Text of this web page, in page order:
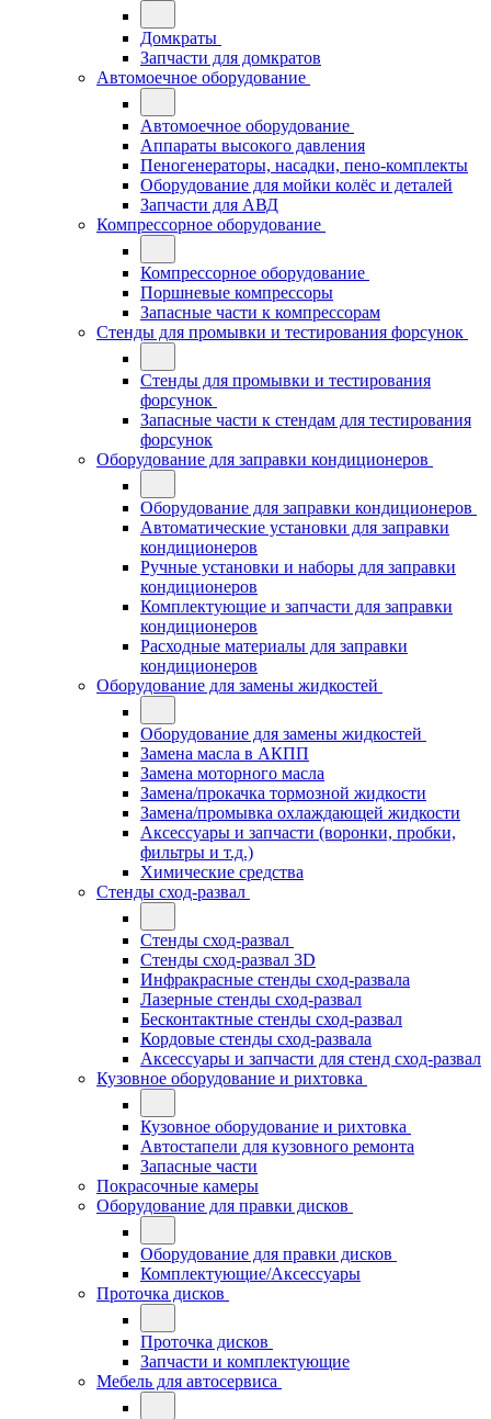
Домкраты
Запчасти для домкратов
Автомоечное оборудование
Автомоечное оборудование
Аппараты высокого давления
Пеногенераторы, насадки, пено-комплекты
Оборудование для мойки колёс и деталей
Запчасти для АВД
Компрессорное оборудование
Компрессорное оборудование
Поршневые компрессоры
Запасные части к компрессорам
Стенды для промывки и тестирования форсунок
Стенды для промывки и тестирования
форсунок
Запасные части к стендам для тестирования
форсунок
Оборудование для заправки кондиционеров
Оборудование для заправки кондиционеров
Автоматические установки для заправки
кондиционеров
Ручные установки и наборы для заправки
кондиционеров
Комплектующие и запчасти для заправки
кондиционеров
Расходные материалы для заправки
кондиционеров
Оборудование для замены жидкостей
Оборудование для замены жидкостей
Замена масла в АКПП
Замена моторного масла
Замена/прокачка тормозной жидкости
Замена/промывка охлаждающей жидкости
Аксессуары и запчасти (воронки, пробки,
фильтры и т.д.)
Химические средства
Стенды сход-развал
Стенды сход-развал
Стенды сход-развал 3D
Инфракрасные стенды сход-развала
Лазерные стенды сход-развал
Бесконтактные стенды сход-развал
Кордовые стенды сход-развала
Аксессуары и запчасти для стенд сход-развал
Кузовное оборудование и рихтовка
Кузовное оборудование и рихтовка
Автостапели для кузовного ремонта
Запасные части
Покрасочные камеры
Оборудование для правки дисков
Оборудование для правки дисков
Комплектующие/Аксессуары
Проточка дисков
Проточка дисков
Запчасти и комплектующие
Мебель для автосервиса